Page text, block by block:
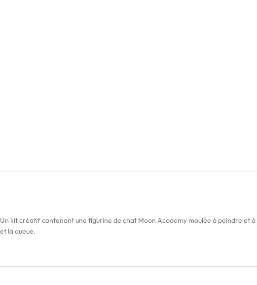
Un kit créatif contenant une figurine de chat Moon Academy moulée à peindre et
et la queue.